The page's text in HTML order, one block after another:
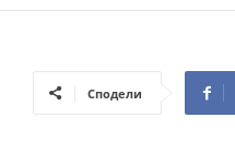
Сподели